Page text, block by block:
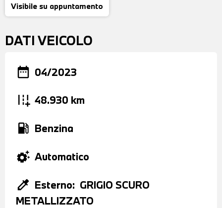
Visibile su appuntamento
DATI VEICOLO
date_range 04/2023
add_road 48.930 km
local_gas_station Benzina
settings_suggest Automatico
colorize Esterno: GRIGIO SCURO
METALLIZZATO